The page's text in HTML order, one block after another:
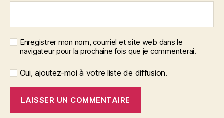
Enregistrer mon nom, courriel et site web dans le
navigateur pour la prochaine fois que je commenterai.
Oui, ajoutez-moi à votre liste de diffusion.